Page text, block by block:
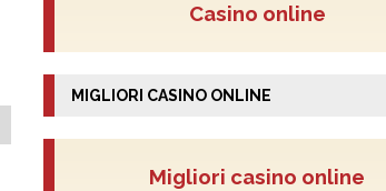
Casino online
MIGLIORI CASINO ONLINE
Migliori casino online